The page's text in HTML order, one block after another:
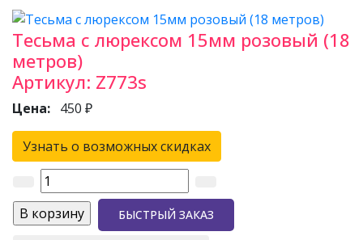
Тесьма с люрексом 15мм розовый (18
метров)
Артикул: Z773s
Цена: 450 ₽
Узнать о возможных скидках
БЫСТРЫЙ ЗАКАЗ